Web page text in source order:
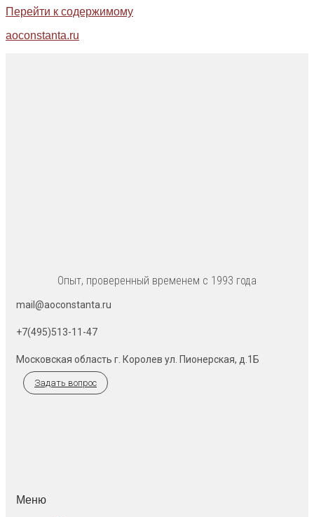
Перейти к содержимому
aoconstanta.ru
Опыт, проверенный временем с 1993 года
mail@aoconstanta.ru
+7(495)513-11-47
Московская область г. Королев ул. Пионерская, д.1Б
Задать вопрос
Меню